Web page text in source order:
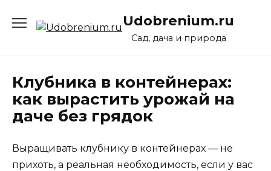
содержанию
Udobrenium.ru
Сад, дача и природа
Клубника в контейнерах:
как вырастить урожай на
даче без грядок
Выращивать клубнику в контейнерах — не
прихоть, а реальная необходимость, если у вас